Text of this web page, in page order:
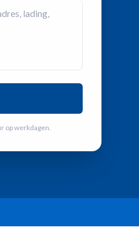
op werkdagen.